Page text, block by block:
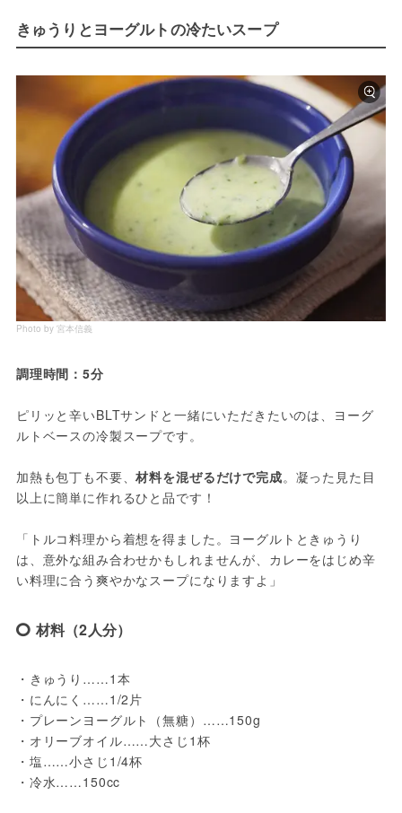
きゅうりとヨーグルトの冷たいスープ
Photo by 宮本信義
調理時間：5分
ピリッと辛いBLTサンドと一緒にいただきたいのは、ヨーグ
ルトベースの冷製スープです。
加熱も包丁も不要、材料を混ぜるだけで完成。凝った見た目
以上に簡単に作れるひと品です！
「トルコ料理から着想を得ました。ヨーグルトときゅうり
は、意外な組み合わせかもしれませんが、カレーをはじめ辛
い料理に合う爽やかなスープになりますよ」
材料（2人分）
・きゅうり……1本
・にんにく……1/2片
・プレーンヨーグルト（無糖）……150g
・オリーブオイル……大さじ1杯
・塩……小さじ1/4杯
・冷水……150cc